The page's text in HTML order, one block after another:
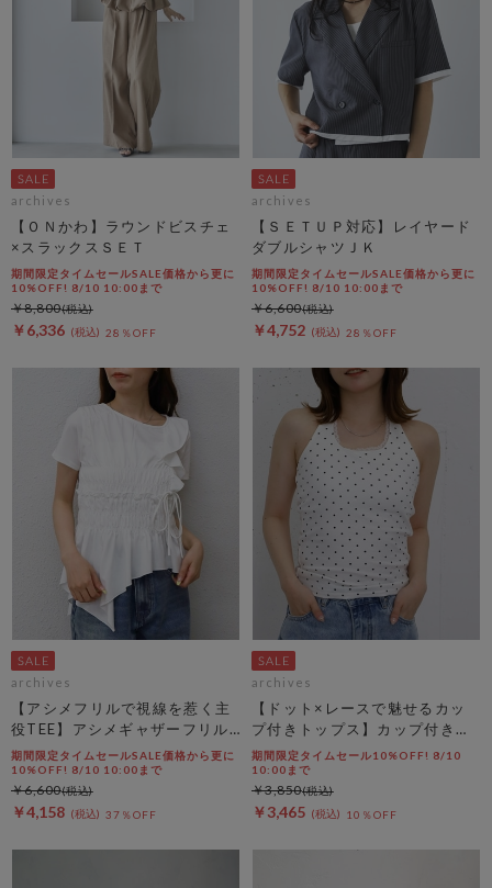
archives
【ＯＮかわ】ラウンドビスチェ
×スラックスＳＥＴ
期間限定タイムセールSALE価格から更に
10%OFF! 8/10 10:00まで
￥6,336 28％OFF
￥8,800
archives
【ＳＥＴＵＰ対応】レイヤード
ダブルシャツＪＫ
期間限定タイムセールSALE価格から更に
10%OFF! 8/10 10:00まで
￥4,752 28％OFF
￥6,600
archives
【アシメフリルで視線を惹く主
役TEE】アシメギャザーフリル
ＴＥＥ
期間限定タイムセールSALE価格から更に
10%OFF! 8/10 10:00まで
￥4,158 37％OFF
￥6,600
archives
【ドット×レースで魅せるカッ
プ付きトップス】カップ付きホ
ルダーネックレースタンクトッ
プ
期間限定タイムセール10%OFF! 8/10
10:00まで
￥3,465 10％OFF
￥3,850